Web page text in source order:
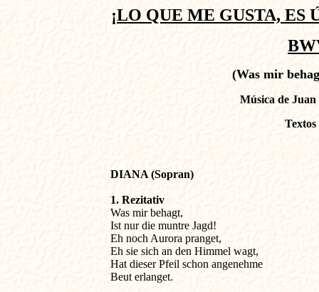
¡LO QUE ME GUSTA,
(Was mir
Música de Juan
DIANA (Sopran)
1. Rezitativ
Was mir behagt,
Ist nur die muntre Jagd!
Eh noch Aurora pranget,
Eh sie sich an den Himmel wagt,
Hat dieser Pfeil schon angenehme
Beut erlanget.